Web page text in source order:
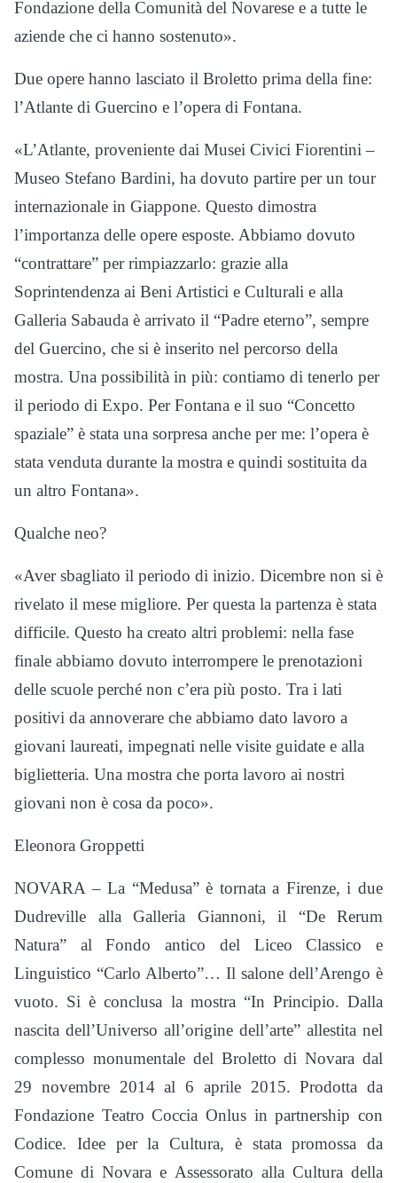
Fondazione della Comunità del Novarese e a tutte le
aziende che ci hanno sostenuto».
Due opere hanno lasciato il Broletto prima della fine:
l’Atlante di Guercino e l’opera di Fontana.
«L’Atlante, proveniente dai Musei Civici Fiorentini –
Museo Stefano Bardini, ha dovuto partire per un tour
internazionale in Giappone. Questo dimostra
l’importanza delle opere esposte. Abbiamo dovuto
“contrattare” per rimpiazzarlo: grazie alla
Soprintendenza ai Beni Artistici e Culturali e alla
Galleria Sabauda è arrivato il “Padre eterno”, sempre
del Guercino, che si è inserito nel percorso della
mostra. Una possibilità in più: contiamo di tenerlo per
il periodo di Expo. Per Fontana e il suo “Concetto
spaziale” è stata una sorpresa anche per me: l’opera è
stata venduta durante la mostra e quindi sostituita da
un altro Fontana».
Qualche neo?
«Aver sbagliato il periodo di inizio. Dicembre non si è
rivelato il mese migliore. Per questa la partenza è stata
difficile. Questo ha creato altri problemi: nella fase
finale abbiamo dovuto interrompere le prenotazioni
delle scuole perché non c’era più posto. Tra i lati
positivi da annoverare che abbiamo dato lavoro a
giovani laureati, impegnati nelle visite guidate e alla
biglietteria. Una mostra che porta lavoro ai nostri
giovani non è cosa da poco».
Eleonora Groppetti
NOVARA – La “Medusa” è tornata a Firenze, i due
Dudreville alla Galleria Giannoni, il “De Rerum
Natura” al Fondo antico del Liceo Classico e
Linguistico “Carlo Alberto”… Il salone dell’Arengo è
vuoto. Si è conclusa la mostra “In Principio. Dalla
nascita dell’Universo all’origine dell’arte” allestita nel
complesso monumentale del Broletto di Novara dal
29 novembre 2014 al 6 aprile 2015. Prodotta da
Fondazione Teatro Coccia Onlus in partnership con
Codice. Idee per la Cultura, è stata promossa da
Comune di Novara e Assessorato alla Cultura della